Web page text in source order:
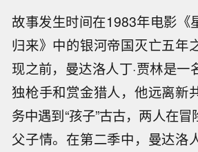
故事发生时间在1983年电影《
归来》中的银河帝国灭亡五年
现之前，曼达洛人丁·贾林是一
独枪手和赏金猎人，他远离新
务中遇到“孩子”古古，两人在
父子情。在第二季中，曼达洛